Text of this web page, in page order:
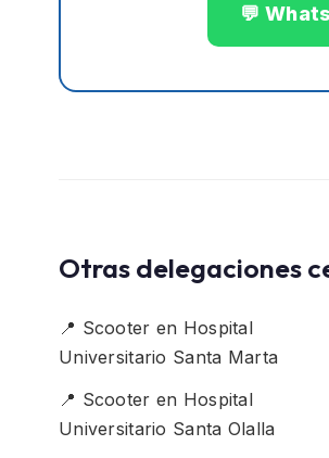
💬
Otras delegaciones
📍 Scooter en Hospital
Universitario Santa Marta
📍 Scooter en Hospital
Universitario Santa Olalla